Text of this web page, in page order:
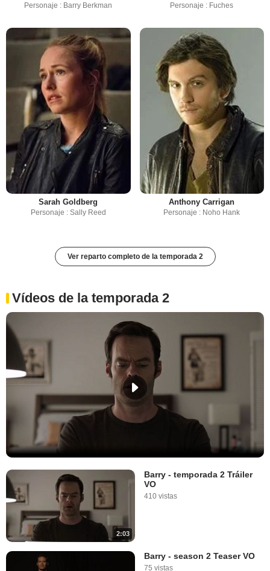
Personaje : Barry Berkman Personaje : Fuches
Sarah Goldberg
Personaje : Sally Reed
Anthony Carrigan
Personaje : Noho Hank
Ver reparto completo de la temporada 2
Vídeos de la temporada 2
2:03
Barry - temporada 2 Tráiler
VO
410 vistas
Barry - season 2 Teaser VO
75 vistas